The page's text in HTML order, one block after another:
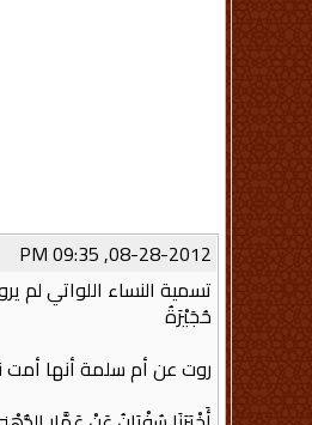
08-28-2012, 09:35 PM
تسمية النساء اللواتي لم
حُجَيْرَةُ
روت عن أم سلمة أنها أمت